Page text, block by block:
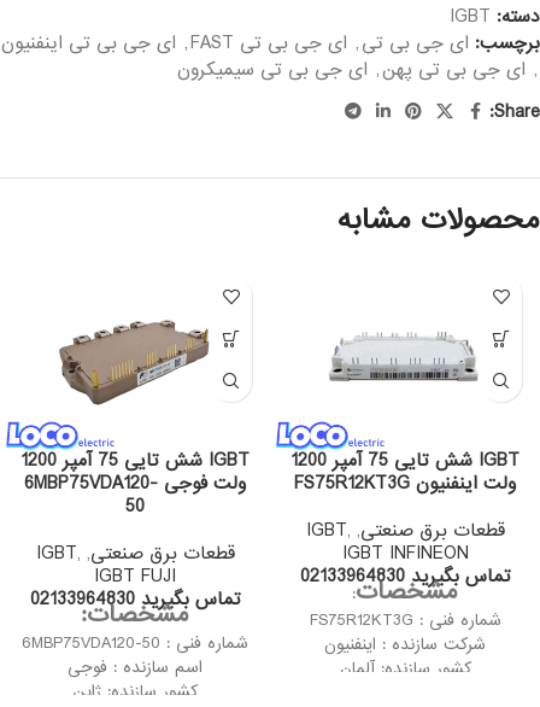
دسته: IGBT
برچسب: ای جی بی تی, ای جی بی تی FAST , ای جی بی تی اینفنیون
, ای جی بی تی پهن, ای جی بی تی سیمیکرون
Share:
محصولات مشابه
IGBT شش تایی 75 آمپر 1200
ولت اینفنیون FS75R12KT3G
قطعات برق صنعتی,
IGBT,
IGBT INFINEON
تماس بگیرید 02133964830
مشخصات:
شماره فنی : FS75R12KT3G
شرکت سازنده : اینفنیون
کشور سازنده: آلمان
IGBT شش تایی 75 آمپر 1200
ولت فوجی 6MBP75VDA120-
50
قطعات برق صنعتی,
IGBT,
IGBT FUJI
تماس بگیرید 02133964830مشخصات:
شماره فنی : 6MBP75VDA120-50
اسم سازنده : فوجی
کشور سازنده: ژاپن